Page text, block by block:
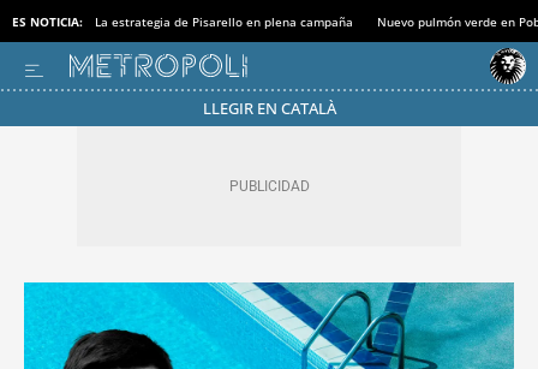
ES NOTICIA: La estrategia de Pisarello en plena campaña Nuevo pulmón verde en
LLEGIR EN CATALÀ